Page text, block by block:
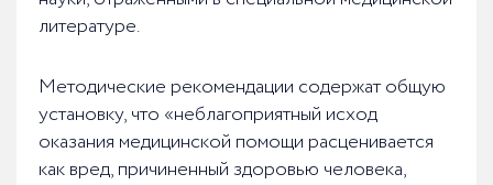
литературе.
Методические рекомендации содержат общую
установку, что «неблагоприятный исход
оказания медицинской помощи расценивается
как вред, причиненный здоровью человека,